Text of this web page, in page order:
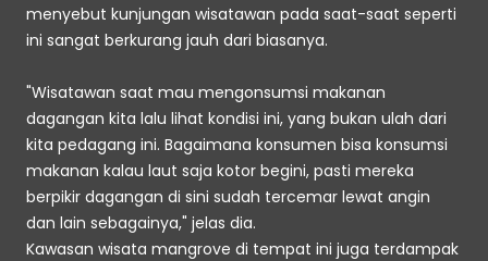
menyebut kunjungan wisatawan pada saat-saat seperti
ini sangat berkurang jauh dari biasanya.
"Wisatawan saat mau mengonsumsi makanan
dagangan kita lalu lihat kondisi ini, yang bukan ulah dari
kita pedagang ini. Bagaimana konsumen bisa konsumsi
makanan kalau laut saja kotor begini, pasti mereka
berpikir dagangan di sini sudah tercemar lewat angin
dan lain sebagainya," jelas dia.
Kawasan wisata mangrove di tempat ini juga terdampak